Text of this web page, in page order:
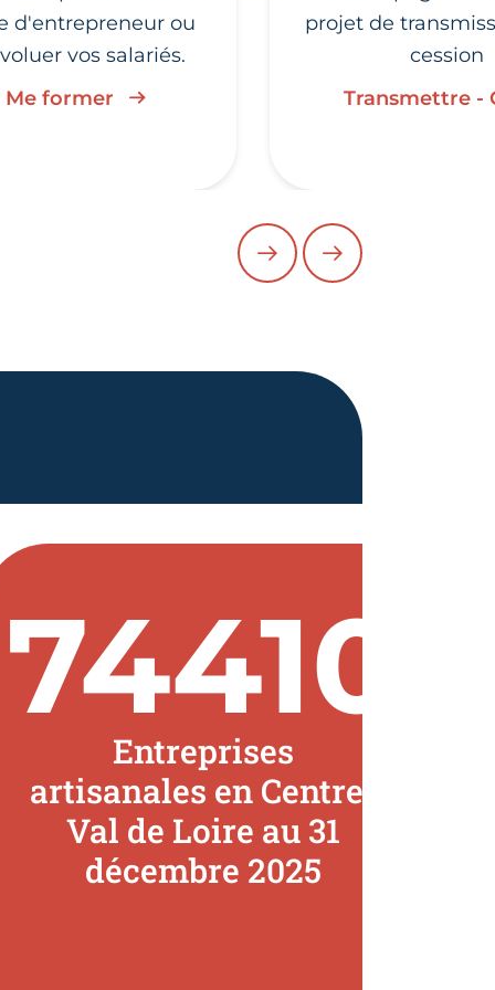
d'entrepreneur ou
vos salariés.
Me former
projet de
cession
Transmettre -
PRÉCÉDENTSUIVANT
74410
Entreprises
artisanales en Centre-
Val de Loire au 31
décembre 2025